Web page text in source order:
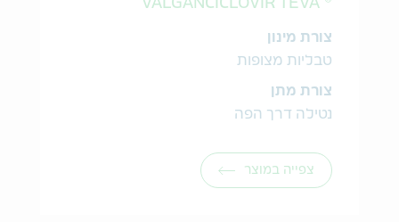
צורת מינון
טבליות מצופות
צורת מתן
נטילה דרך הפה
צפייה במוצר